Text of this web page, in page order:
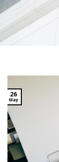
26
May